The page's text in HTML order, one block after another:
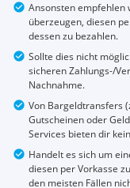
Ansonsten empfehlen
überzeugen, diesen
dessen zu bezahlen.
Sollte dies nicht
sicheren Zahlungs-/
Nachnahme.
Von Bargeldtransfers
Gutscheinen oder
Services bieten dir
Handelt es sich um
diesen per Vorkasse
den meisten Fällen